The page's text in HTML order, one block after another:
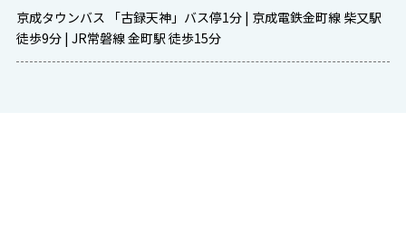
京成タウンバス 「古録天神」バス停1分 | 京成電鉄金町線 柴又駅
徒歩9分 | JR常磐線 金町駅 徒歩15分